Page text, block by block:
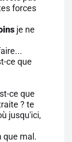
forces
je ne
ce que
ce que
? te
jusqu'ici,
que mal.